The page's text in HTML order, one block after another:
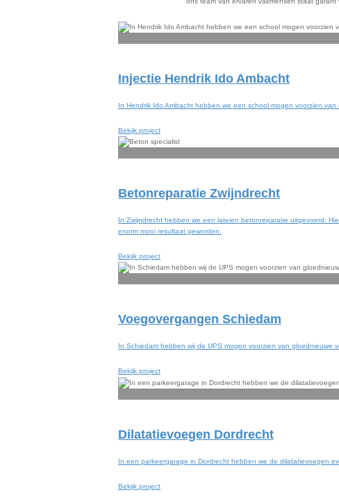
Injectie Hendrik Ido Ambacht
In Hendrik Ido Ambacht hebben we een school mogen voorzien
Bekijk project
Betonreparatie Zwijndrecht
In Zwijndrecht hebben we een lateien betonreparatie uitgevoerd.
enorm mooi resultaat geworden.
Bekijk project
Voegovergangen Schiedam
In Schiedam hebben wij de UPS mogen voorzien van
Bekijk project
Dilatatievoegen Dordrecht
In een parkeergarage in Dordrecht hebben we de dilatatievoegen
Bekijk project